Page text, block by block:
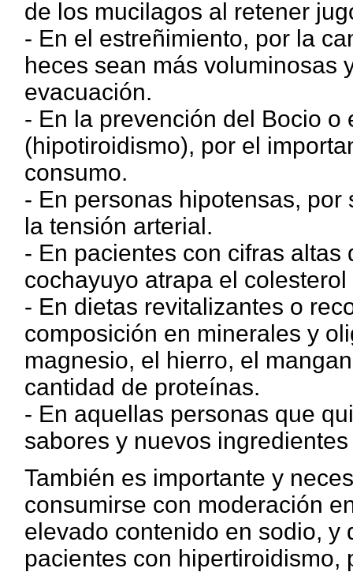
de los mucilagos al retener
- En el estreñimiento, por la
heces sean más voluminosas
evacuación.
- En la prevención del Bocio
(hipotiroidismo), por el
consumo.
- En personas hipotensas,
la tensión arterial.
- En pacientes con cifras
cochayuyo atrapa el
- En dietas revitalizantes o
composición en minerales y
magnesio, el hierro, el
cantidad de proteínas.
- En aquellas personas que
sabores y nuevos
También es importante y
consumirse con moderación
elevado contenido en sodio, y
pacientes con hipertiroidismo,